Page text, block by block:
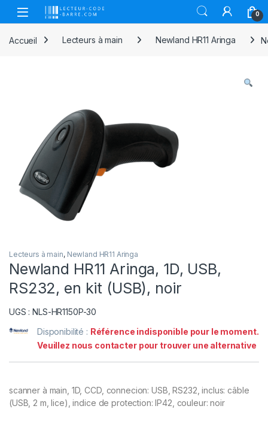
Skip to navigation
Skip to content
Open 0
Accueil Lecteurs à main Newland HR11 Aringa
Lecteurs à main, Newland HR11 Aringa
Newland HR11 Aringa, 1D, USB,
RS232, en kit (USB), noir
UGS : NLS-HR1150P-30
Disponibilité : Référence indisponible pour le moment.
Veuillez nous contacter pour trouver une alternative
scanner à main, 1D, CCD, connecion: USB, RS232, inclus: câble
(USB, 2 m, lice), indice de protection: IP42, couleur: noir